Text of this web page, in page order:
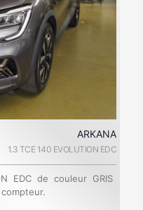
ARKANA
1.3 TCE 140 EVOLUTION EDC
EDC de couleur GRIS